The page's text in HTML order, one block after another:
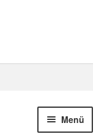
Menü